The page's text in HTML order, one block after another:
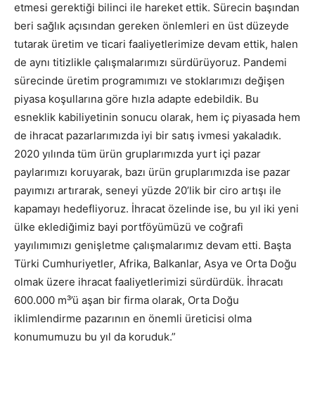
etmesi gerektiği bilinci ile hareket ettik. Sürecin başından
beri sağlık açısından gereken önlemleri en üst düzeyde
tutarak üretim ve ticari faaliyetlerimize devam ettik, halen
de aynı titizlikle çalışmalarımızı sürdürüyoruz. Pandemi
sürecinde üretim programımızı ve stoklarımızı değişen
piyasa koşullarına göre hızla adapte edebildik. Bu
esneklik kabiliyetinin sonucu olarak, hem iç piyasada hem
de ihracat pazarlarımızda iyi bir satış ivmesi yakaladık.
2020 yılında tüm ürün gruplarımızda yurt içi pazar
paylarımızı koruyarak, bazı ürün gruplarımızda ise pazar
payımızı artırarak, seneyi yüzde 20’lik bir ciro artışı ile
kapamayı hedefliyoruz. İhracat özelinde ise, bu yıl iki yeni
ülke eklediğimiz bayi portföyümüzü ve coğrafi
yayılımımızı genişletme çalışmalarımız devam etti. Başta
Türki Cumhuriyetler, Afrika, Balkanlar, Asya ve Orta Doğu
olmak üzere ihracat faaliyetlerimizi sürdürdük. İhracatı
600.000 m³’ü aşan bir firma olarak, Orta Doğu
iklimlendirme pazarının en önemli üreticisi olma
konumumuzu bu yıl da koruduk.”